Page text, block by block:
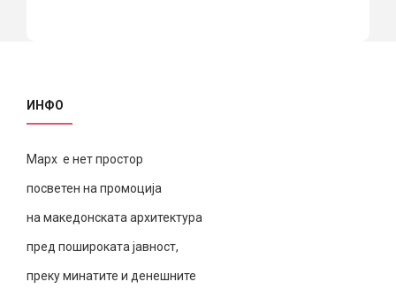
ИНФО
Марх е нет простор
посветен на промоција
на македонската архитектура
пред пошироката јавност,
преку минатите и денешните